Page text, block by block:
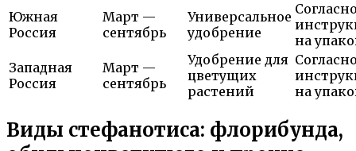
Южная
Россия
Март —
сентябрь
Универсальное
удобрение
на
Западная
Россия
Март —
сентябрь
Удобрение для
цветущих
растений
на
Виды стефанотиса: флорибунда,